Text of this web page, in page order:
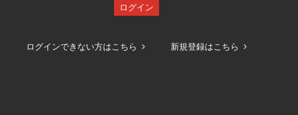
ログイン
ログインできない方はこちら 新規登録はこちら